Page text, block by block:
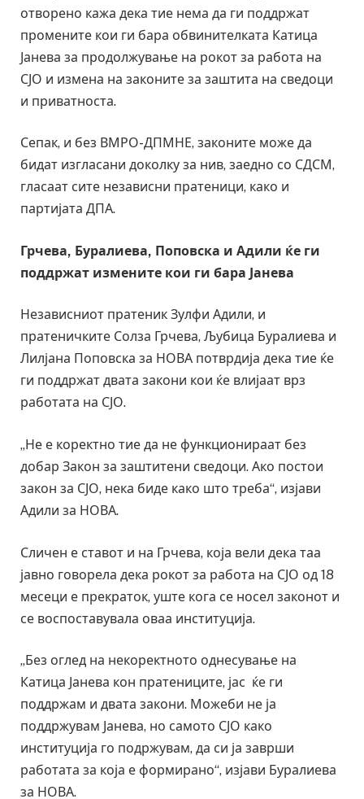
отворено кажа дека тие нема да ги поддржат
промените кои ги бара обвинителката Катица
Јанева за продолжување на рокот за работа на
СЈО и измена на законите за заштита на сведоци
и приватноста.
Сепак, и без ВМРО-ДПМНЕ, законите може да
бидат изгласани доколку за нив, заедно со СДСМ,
гласаат сите независни пратеници, како и
партијата ДПА.
Грчева, Буралиева, Поповска и Адили ќе ги
поддржат измените кои ги бара Јанева
Независниот пратеник Зулфи Адили, и
пратеничките Солза Грчева, Љубица Буралиева и
Лилјана Поповска за НОВА потврдија дека тие ќе
ги поддржат двата закони кои ќе влијаат врз
работата на СЈО.
„Не е коректно тие да не функционираат без
добар Закон за заштитени сведоци. Ако постои
закон за СЈО, нека биде како што треба“, изјави
Адили за НОВА.
Сличен е ставот и на Грчева, која вели дека таа
јавно говорела дека рокот за работа на СЈО од 18
месеци е прекраток, уште кога се носел законот и
се воспоставувала оваа институција.
„Без оглед на некоректното однесување на
Катица Јанева кон пратениците, јас ќе ги
поддржам и двата закони. Можеби не ја
поддржувам Јанева, но самото СЈО како
институција го подржувам, да си ја заврши
работата за која е формирано“, изјави Буралиева
за НОВА.